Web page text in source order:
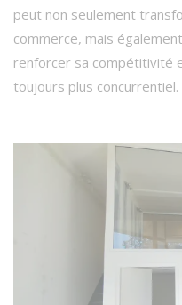
peut non seulement
commerce, mais
renforcer sa compétitivité
toujours plus concurrentiel.